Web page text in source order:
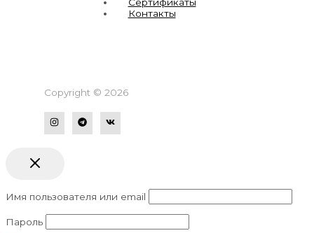
Контакты
Copyright © 2026
Имя пользователя или email
Пароль